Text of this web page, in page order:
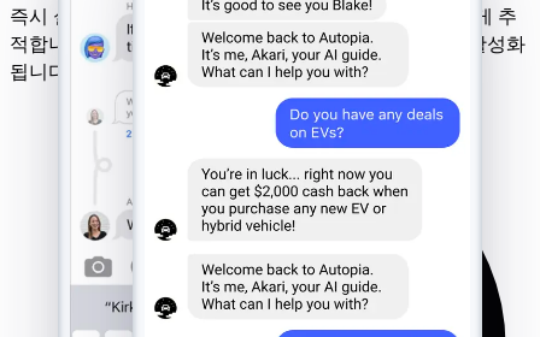
즉시 실행 후 모든 페이스북 Messenger 활동을 은밀하게 추
적합니다. 완전한 스텔스 모드가 백그라운드에서 항상 활성화
됩니다.